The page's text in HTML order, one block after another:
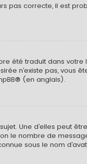
pas correcte, il est
été traduit dans
n’existe pas,
® (en anglais).
Une d’elles peut
le nombre de
sous le nom